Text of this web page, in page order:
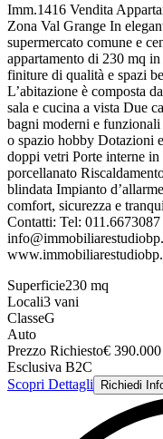
Imm.1416 Vendita
Zona Val Grange In
supermercato comune e
appartamento di 230 mq
finiture di qualità e spazi
L’abitazione è composta
sala e cucina a vista Due
bagni moderni e
o spazio hobby Dotazioni
doppi vetri Porte interne
porcellanato
blindata Impianto
comfort, sicurezza e
Contatti: Tel:
Superficie230 mq
Locali3 vani
ClasseG
Auto
Prezzo Richiesto€ 390.000
Esclusiva B2C
Scopri Dettagli
Richiedi